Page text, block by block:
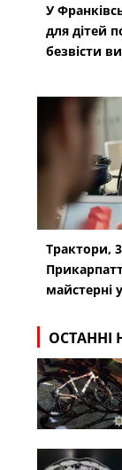
У
для дітей
безвісти
Трактори,
майстерні
ОСТАННІ